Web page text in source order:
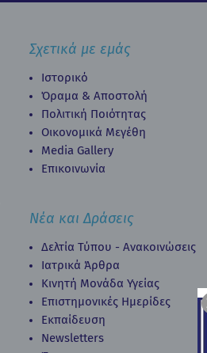
Σχετικά με εμάς
Ιστορικό
Όραμα & Αποστολή
Πολιτική Ποιότητας
Οικονομικά Μεγέθη
Media Gallery
Επικοινωνία
Νέα και Δράσεις
Δελτία Τύπου - Ανακοινώσεις
Ιατρικά Άρθρα
Κινητή Μονάδα Υγείας
Επιστημονικές Ημερίδες
Εκπαίδευση
Newsletters